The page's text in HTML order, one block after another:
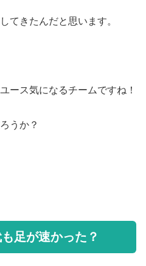
てきたんだと思います。
ース気になるチームですね！
うか？
足が速かった？